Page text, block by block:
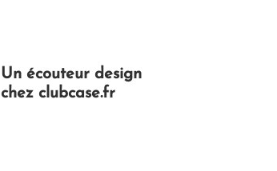
Un écouteur design
chez clubcase.fr